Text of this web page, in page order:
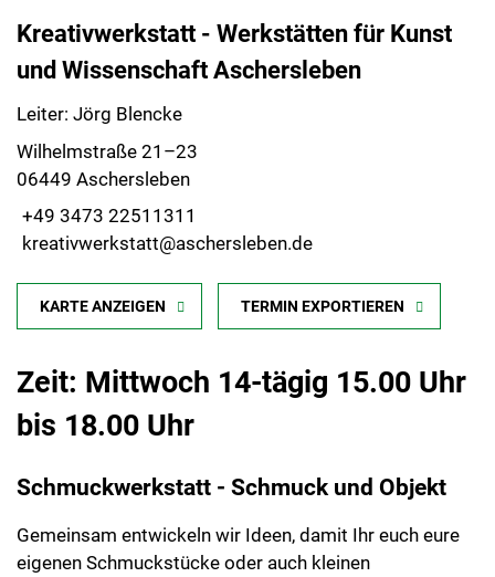
Kreativwerkstatt - Werkstätten für Kunst
und Wissenschaft Aschersleben
Leiter: Jörg Blencke
Wilhelmstraße 21–23
06449 Aschersleben
+49 3473 22511311
kreativwerkstatt@aschersleben.de
KARTE ANZEIGEN TERMIN EXPORTIEREN
Zeit: Mittwoch 14-tägig 15.00 Uhr
bis 18.00 Uhr
Schmuckwerkstatt - Schmuck und Objekt
Gemeinsam entwickeln wir Ideen, damit Ihr euch eure
eigenen Schmuckstücke oder auch kleinen